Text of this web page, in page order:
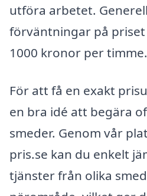
utföra arbetet.
förväntningar på priset
1000 kronor per timme.
För att få en exakt
en bra idé att begära
smeder. Genom vår
pris.se kan du enkelt
tjänster från olika